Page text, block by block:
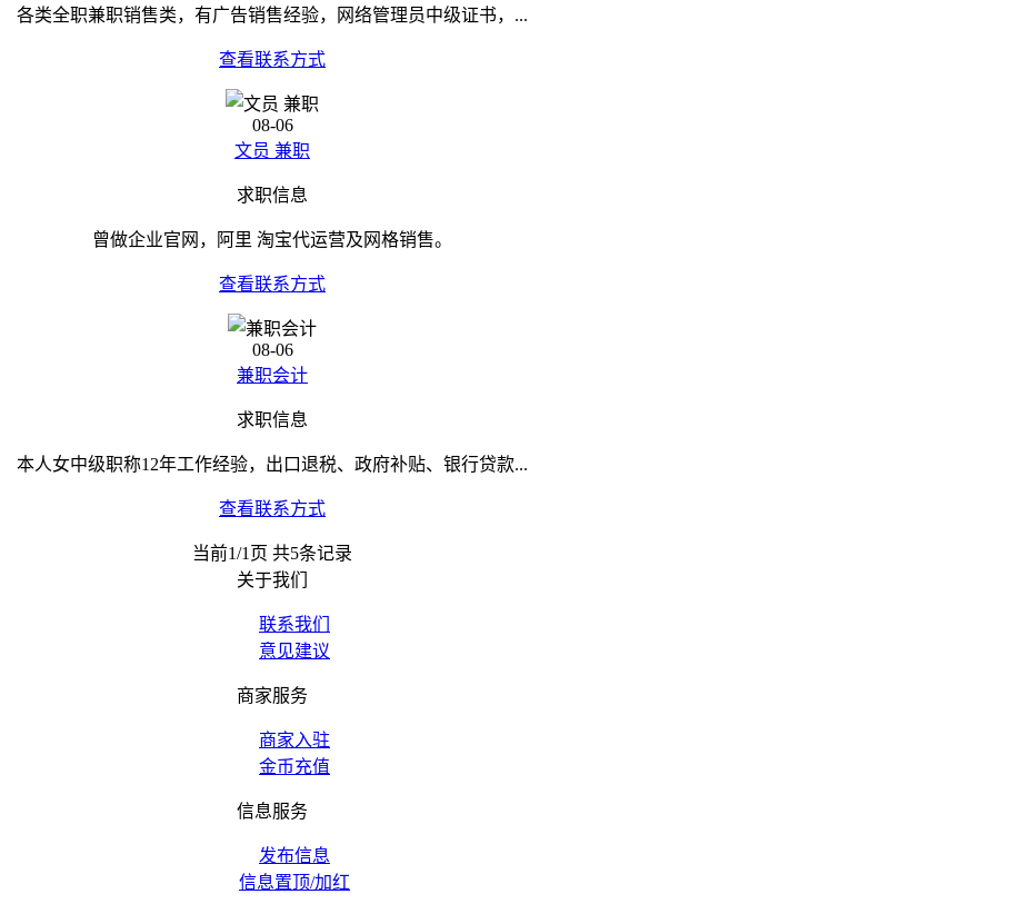
各类全职兼职销售类，有广告销售经验，网络管理员中级证书，...
查看联系方式
08-06
文员 兼职
求职信息
曾做企业官网，阿里 淘宝代运营及网格销售。
查看联系方式
08-06
兼职会计
求职信息
本人女中级职称12年工作经验，出口退税、政府补贴、银行贷款...
查看联系方式
当前1/1页 共5条记录
关于我们
联系我们
意见建议
商家服务
商家入驻
金币充值
信息服务
发布信息
信息置顶/加红